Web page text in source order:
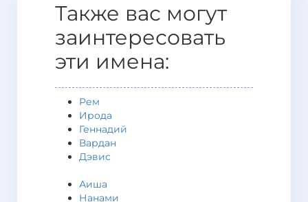
Также вас могут
заинтересовать
эти имена:
Рем
Ирода
Геннадий
Вардан
Дэвис
Аиша
Нанами